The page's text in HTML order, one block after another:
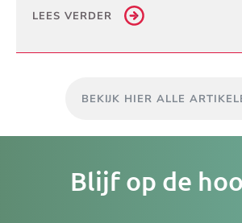
LEES VERDER
BEKIJK HIER ALLE
Blijf op de